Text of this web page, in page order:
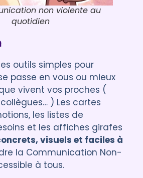
non violente au
quotidien
outils simples pour
passe en vous ou mieux
vivent vos proches (
) Les cartes
les listes de
et les affiches girafes
visuels et faciles à
la Communication Non-
à tous.